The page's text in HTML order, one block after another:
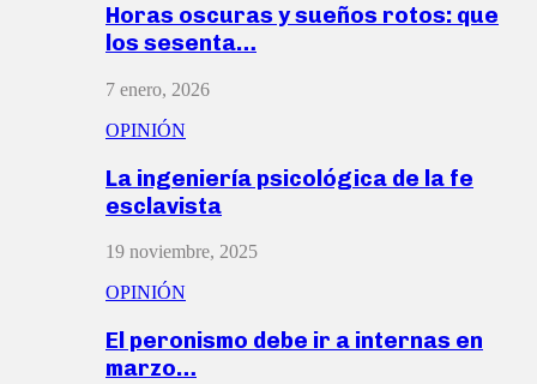
Horas oscuras y sueños rotos: que
los sesenta…
7 enero, 2026
OPINIÓN
La ingeniería psicológica de la fe
esclavista
19 noviembre, 2025
OPINIÓN
El peronismo debe ir a internas en
marzo…